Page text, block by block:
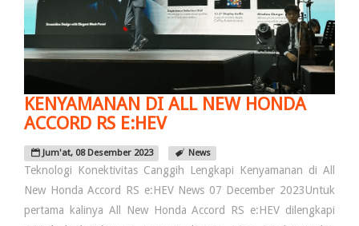
KENYAMANAN DI ALL NEW HONDA
ACCORD RS E:HEV
Jum'at, 08 Desember 2023 News
Teknologi Konektivitas Canggih Lengkapi Kenyamanan di All
New Honda Accord RS e:HEV News 07 December 2023Untuk
pertama kalinya All New Honda Accord RS e:HEV dilengkapi